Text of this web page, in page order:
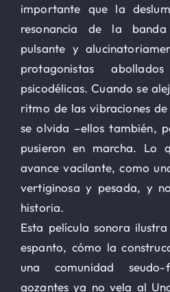
importante que la
resonancia de la
pulsante y
protagonistas
psicodélicas. Cuando se
ritmo de las vibraciones
se olvida –ellos también,
pusieron en marcha. Lo
avance vacilante, como
vertiginosa y pesada, y
historia.
Esta película sonora
espanto, cómo la
una comunidad
gozantes ya no vela al